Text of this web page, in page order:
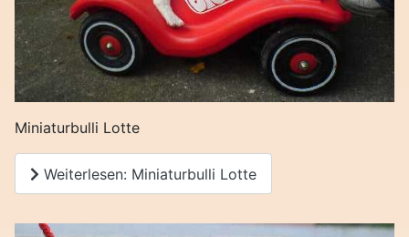
Miniaturbulli Lotte
Weiterlesen: Miniaturbulli Lotte